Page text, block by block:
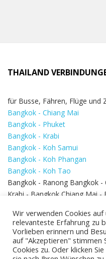
THAILAND
für Busse, Fähren, Flüge und
Bangkok - Chiang Mai
Bangkok - Phuket
Bangkok - Krabi
Bangkok - Koh Samui
Bangkok - Koh Phangan
Bangkok - Koh Tao
Bangkok - Ranong Bangkok
Krabi - Bangkok Chiang Mai
Bangkok - Hua Hin
Wir verwenden Cookies
relevanteste Erfahrung zu
Vorlieben erinnern und
auf "Akzeptieren" stimmen
Cookies zu. Oder klicken